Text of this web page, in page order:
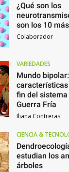
¿Qué son los
son los 10
Colaborador
VARIEDADES
Mundo
fin del
Guerra Fría
Iliana Contreras
CIENCIA &
estudian los
árboles